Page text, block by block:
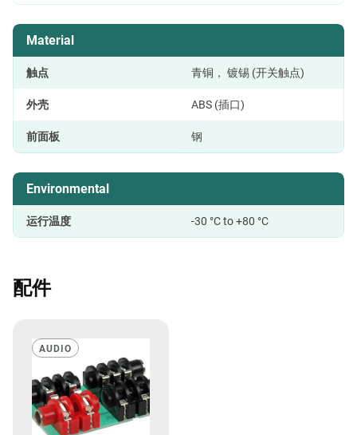
Material
触点 青铜， 镀锡 (开关触点)
外壳 ABS (插口)
前面板 钢
Environmental
运行温度 -30 °C to +80 °C
配件
AUDIO